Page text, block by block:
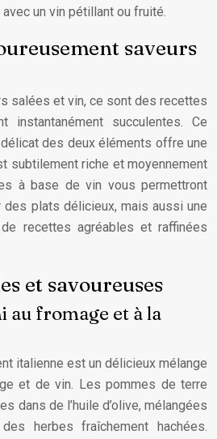
un vin pétillant ou fruité.
saveurs
salées et vin, ce sont des recettes
instantanément succulentes. Ce
des deux éléments offre une
subtilement riche et moyennement
à base de vin vous permettront
des plats délicieux, mais aussi une
recettes agréables et raffinées
et savoureuses
au fromage et à la
italienne est un délicieux mélange
et de vin. Les pommes de terre
dans de l’huile d’olive, mélangées
herbes fraîchement hachées.